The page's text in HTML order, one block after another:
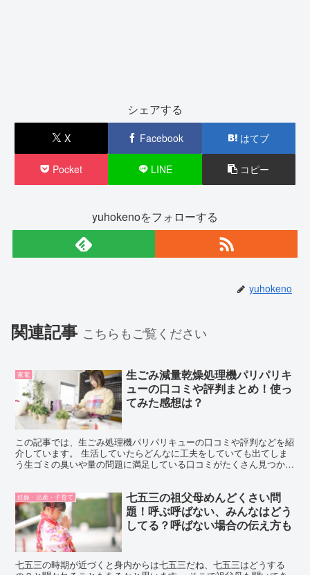
シェアする
X Facebook はてブ
Pocket LINE コピー
yuhokenoをフォローする
yuhokeno
関連記事 こちらもご覧ください
家電
生ごみ減量乾燥処理機パリパリキ
ューの口コミや評判まとめ！使っ
てみた感想は？
この記事では、生ごみ処理機パリパリキューの口コミや評判などを紹
介しています。 生活していたらどんなに工夫をしていても出てしま
う生ゴミの臭いや量の問題に満足している口コミがたくさん見つかり
妊娠・出産・子育て
七五三の祖父母めんどくさい問
題！呼ぶ呼ばない、みんなはどう
してる？呼ばない場合の伝え方も
七五三の時期が近づくと身内からは七五三だね、七五三はどうする